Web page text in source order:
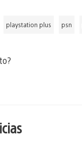
playstation plus psn